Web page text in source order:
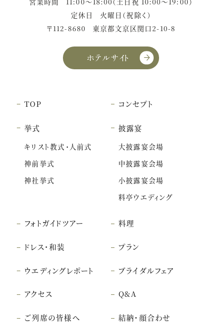
定休日
火曜日（祝除く）
〒112-8680
東京都文京区関口2-10-8
ホテルサイト
TOP コンセプト
挙式
キリスト教式・人前式
神前挙式
神社挙式
披露宴
大披露宴会場
中披露宴会場
小披露宴会場
料亭ウエディング
フォトガイドツアー 料理
ドレス・和装 プラン
ウエディングレポート ブライダルフェア
アクセス Q&A
ご列席の皆様へ 結納・顔合わせ